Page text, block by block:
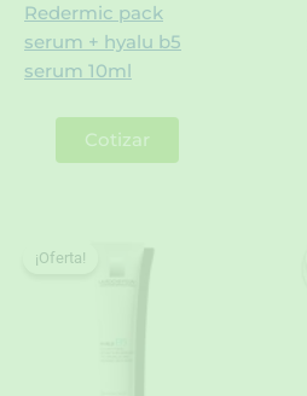
Redermic pack
serum + hyalu b5
serum 10ml
Cotizar
¡Oferta!
¡Oferta!